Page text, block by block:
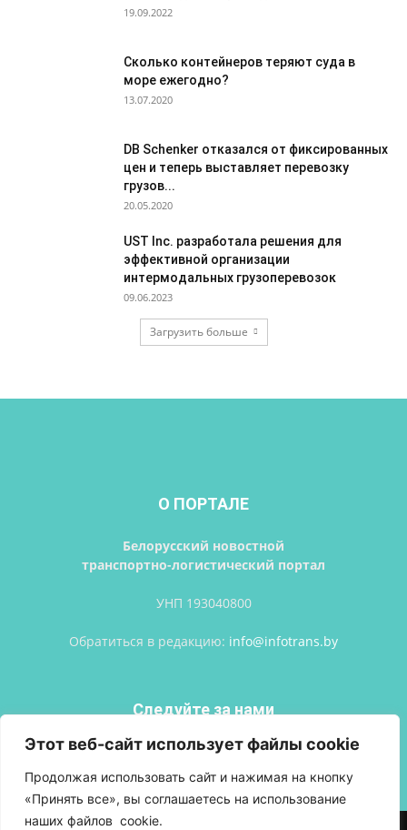
Этот веб-сайт использует файлы cookie
Продолжая использовать сайт и нажимая на кнопку
«Принять все», вы соглашаетесь на использование
наших файлов cookie.
19.09.2022
Сколько контейнеров теряют суда в
море ежегодно?
13.07.2020
DB Schenker отказался от фиксированных
цен и теперь выставляет перевозку
грузов...
20.05.2020
UST Inc. разработала решения для
эффективной организации
интермодальных грузоперевозок
09.06.2023
Загрузить больше
О ПОРТАЛЕ
Белорусский новостной
транспортно-логистический портал
УНП 193040800
Обратиться в редакцию: info@infotrans.bу
Следуйте за нами